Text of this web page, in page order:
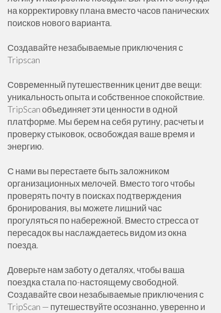
на корректировку плана вместо часов панических
поисков нового варианта.
Создавайте незабываемые приключения с
Tripscan
Современный путешественник ценит две вещи:
уникальность опыта и собственное спокойствие.
TripScan объединяет эти ценности в одной
платформе. Мы берем на себя рутину, расчеты и
проверку стыковок, освобождая ваше время и
энергию.
С нами вы перестаете быть заложником
организационных мелочей. Вместо того чтобы
проверять почту в поисках подтверждения
бронирования, вы можете лишний час
прогуляться по набережной. Вместо стресса от
пересадок вы наслаждаетесь видом из окна
поезда.
Доверьте нам заботу о деталях, чтобы ваша
поездка стала по-настоящему свободной.
Создавайте свои незабываемые приключения с
TripScan — путешествуйте осознанно, уверенно и